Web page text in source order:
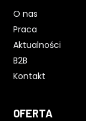
O nas
Praca
Aktualności
B2B
Kontakt
OFERTA